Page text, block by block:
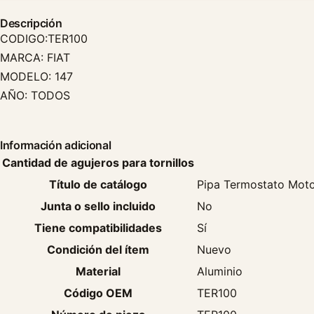
Descripción
CODIGO:TER100
MARCA: FIAT
MODELO: 147
AÑO: TODOS
Información adicional
Cantidad de agujeros para tornillos
Título de catálogo
Pipa Termostato
Junta o sello incluido
No
Tiene compatibilidades
Sí
Condición del ítem
Nuevo
Material
Aluminio
Código OEM
TER100